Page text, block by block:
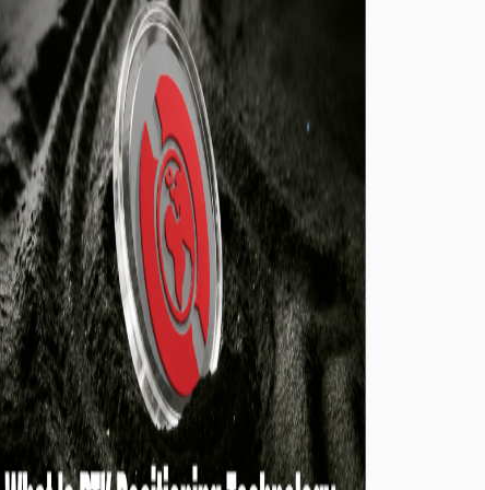
сценарії застосування ШІ, що дає змогу
реальним даним постійно перетворюватися на
верифіковані цифрові активи та ресурси ШІ.